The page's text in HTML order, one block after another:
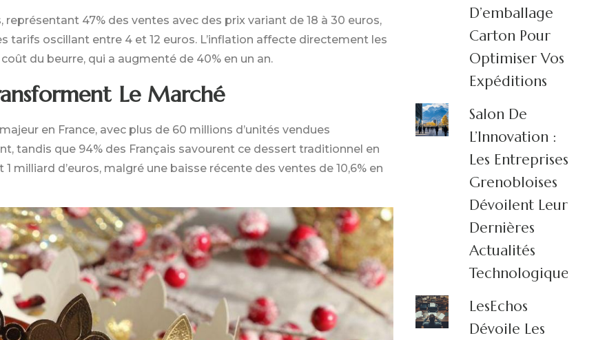
47% des ventes avec des prix variant de 18 à 30 euros,
tarifs oscillant entre 4 et 12 euros. L’inflation affecte directement les
du beurre, qui a augmenté de 40% en un an.
Le Marché
en France, avec plus de 60 millions d’unités vendues
tandis que 94% des Français savourent ce dessert traditionnel en
milliard d’euros, malgré une baisse récente des ventes de 10,6% en
D’emballage
Carton Pour
Optimiser Vos
Expéditions
Salon De
L’Innovation :
Les Entreprises
Grenobloises
Dévoilent Leurs
Dernières
Actualités
Technologiques
LesEchos
Dévoile Les